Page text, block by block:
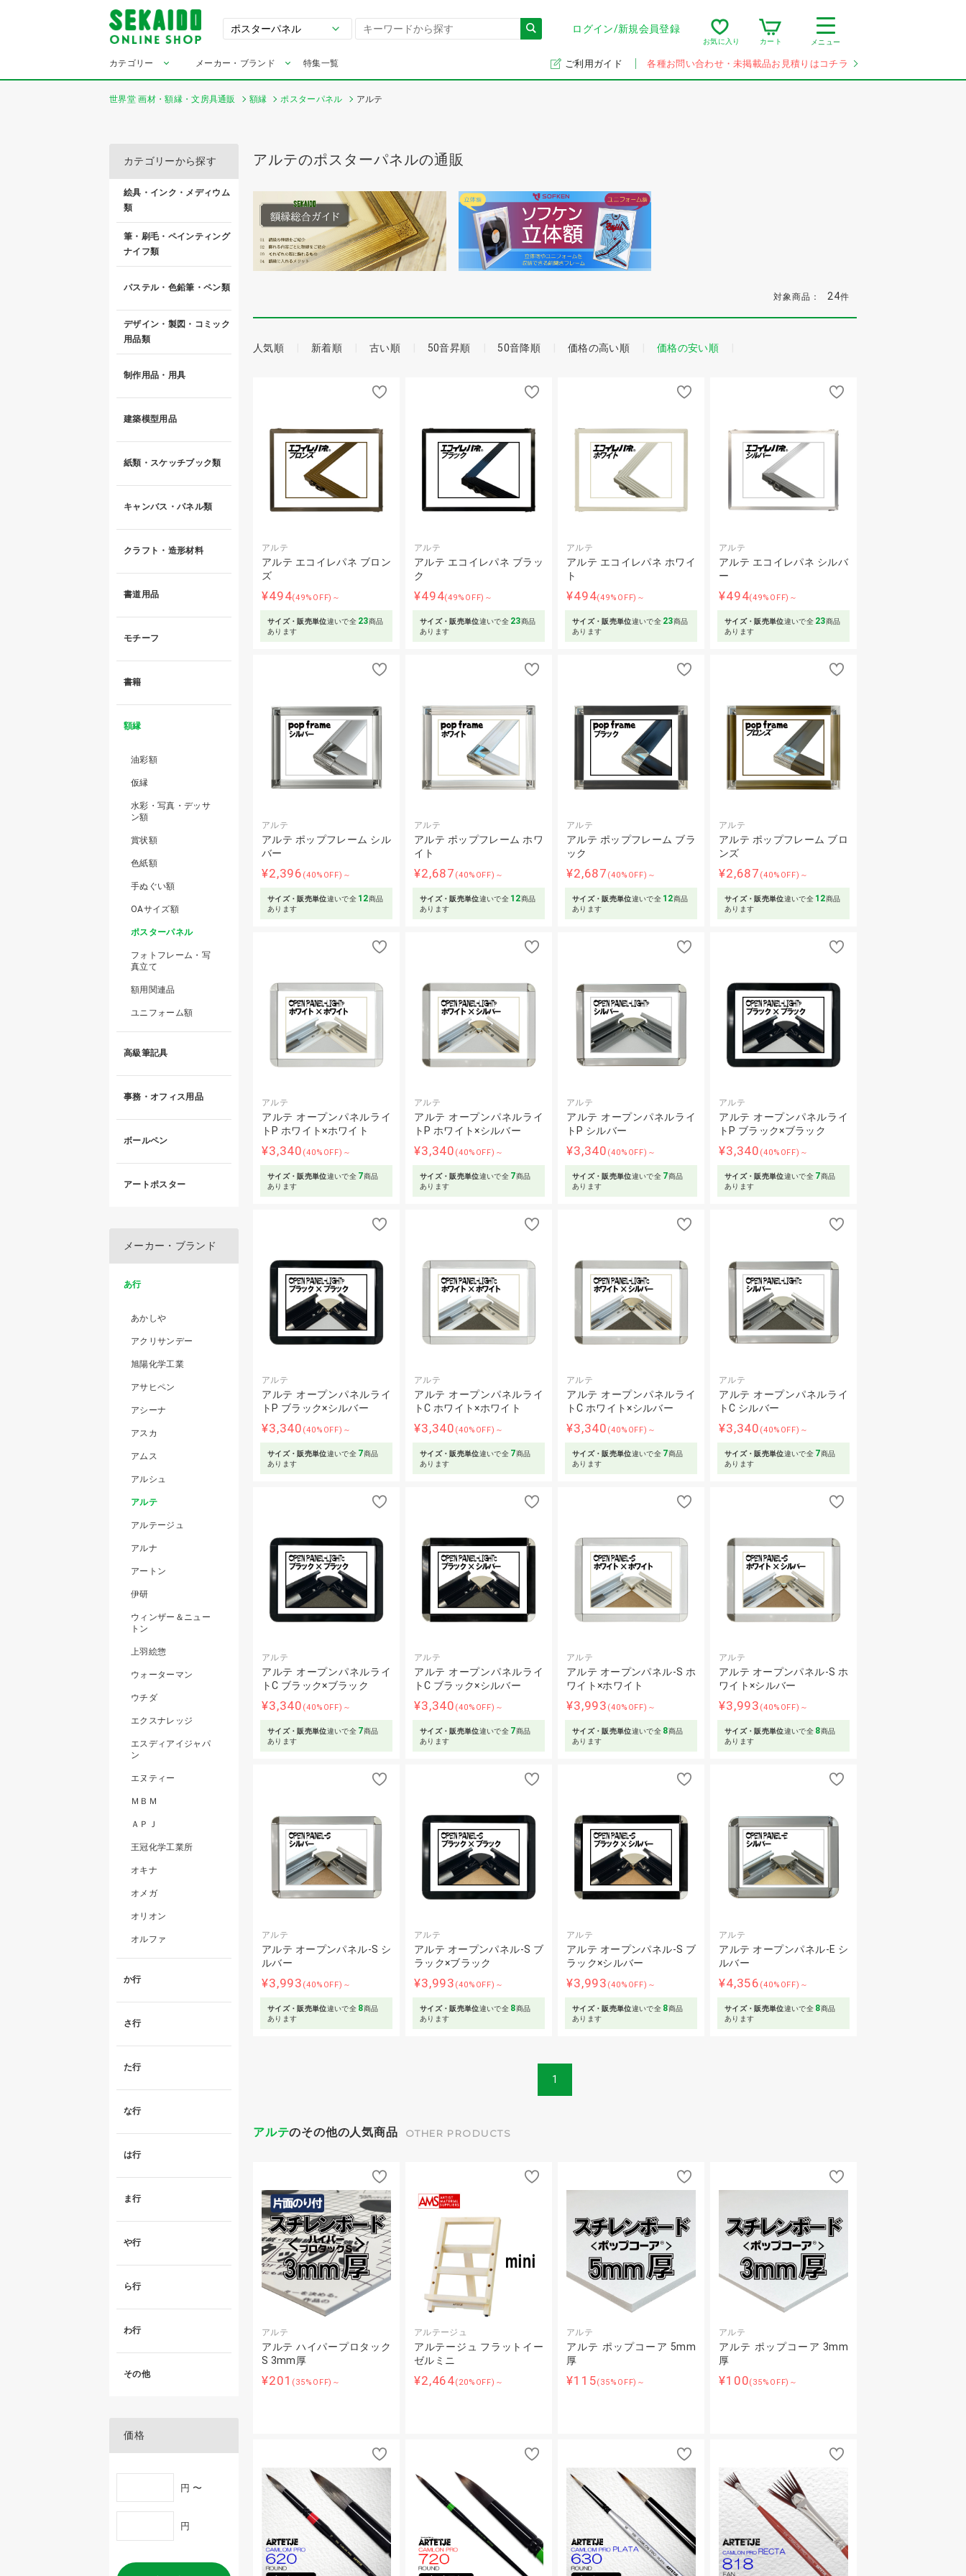
ログイン/新規会員登録
お気に入り カート メニュー
カテゴリー メーカー・ブランド 特集一覧 ご利用ガイド 各種お問い合わせ・未掲載品お見積りはコチラ
世界堂 画材・額縁・文房具通販 額縁 ポスターパネル アルテ
アルテのポスターパネルの通販
対象商品： 24件
人気順 新着順 古い順 50音昇順 50音降順 価格の高い順 価格の安い順
アルテ
アルテ エコイレパネ ブロン
ズ
¥494(49%OFF)～
サイズ・販売単位違いで全 23商品
あります
アルテ
アルテ エコイレパネ ブラッ
ク
¥494(49%OFF)～
サイズ・販売単位違いで全 23商品
あります
アルテ
アルテ エコイレパネ ホワイ
ト
¥494(49%OFF)～
サイズ・販売単位違いで全 23商品
あります
アルテ
アルテ エコイレパネ シルバ
ー
¥494(49%OFF)～
サイズ・販売単位違いで全 23商品
あります
アルテ
アルテ ポップフレーム シル
バー
¥2,396 (40%OFF)～
サイズ・販売単位違いで全 12商品
あります
アルテ
アルテ ポップフレーム ホワ
イト
¥2,687 (40%OFF)～
サイズ・販売単位違いで全 12商品
あります
アルテ
アルテ ポップフレーム ブラ
ック
¥2,687 (40%OFF)～
サイズ・販売単位違いで全 12商品
あります
アルテ
アルテ ポップフレーム ブロ
ンズ
¥2,687 (40%OFF)～
サイズ・販売単位違いで全 12商品
あります
アルテ
アルテ オープンパネルライ
トP ホワイト×ホワイト
¥3,340 (40%OFF)～
サイズ・販売単位違いで全 7商品
あります
アルテ
アルテ オープンパネルライ
トP ホワイト×シルバー
¥3,340 (40%OFF)～
サイズ・販売単位違いで全 7商品
あります
アルテ
アルテ オープンパネルライ
トP シルバー
¥3,340 (40%OFF)～
サイズ・販売単位違いで全 7商品
あります
アルテ
アルテ オープンパネルライ
トP ブラック×ブラック
¥3,340 (40%OFF)～
サイズ・販売単位違いで全 7商品
あります
アルテ
アルテ オープンパネルライ
トP ブラック×シルバー
¥3,340 (40%OFF)～
サイズ・販売単位違いで全 7商品
あります
アルテ
アルテ オープンパネルライ
トC ホワイト×ホワイト
¥3,340 (40%OFF)～
サイズ・販売単位違いで全 7商品
あります
アルテ
アルテ オープンパネルライ
トC ホワイト×シルバー
¥3,340 (40%OFF)～
サイズ・販売単位違いで全 7商品
あります
アルテ
アルテ オープンパネルライ
トC シルバー
¥3,340 (40%OFF)～
サイズ・販売単位違いで全 7商品
あります
アルテ
アルテ オープンパネルライ
トC ブラック×ブラック
¥3,340 (40%OFF)～
サイズ・販売単位違いで全 7商品
あります
アルテ
アルテ オープンパネルライ
トC ブラック×シルバー
¥3,340 (40%OFF)～
サイズ・販売単位違いで全 7商品
あります
アルテ
アルテ オープンパネル-S ホ
ワイト×ホワイト
¥3,993 (40%OFF)～
サイズ・販売単位違いで全 8商品
あります
アルテ
アルテ オープンパネル-S ホ
ワイト×シルバー
¥3,993 (40%OFF)～
サイズ・販売単位違いで全 8商品
あります
アルテ
アルテ オープンパネル-S シ
ルバー
¥3,993 (40%OFF)～
サイズ・販売単位違いで全 8商品
あります
アルテ
アルテ オープンパネル-S ブ
ラック×ブラック
¥3,993 (40%OFF)～
サイズ・販売単位違いで全 8商品
あります
アルテ
アルテ オープンパネル-S ブ
ラック×シルバー
¥3,993 (40%OFF)～
サイズ・販売単位違いで全 8商品
あります
アルテ
アルテ オープンパネル-E シ
ルバー
¥4,356 (40%OFF)～
サイズ・販売単位違いで全 8商品
あります
1
アルテのその他の人気商品 OTHER PRODUCTS
アルテ
アルテ ハイパープロタック
S 3mm厚
¥201 (35%OFF)～
アルテージュ
アルテージュ フラットイー
ゼルミニ
¥2,464(20%OFF)～
アルテ
アルテ ポップコーア 5mm
厚
¥115(35%OFF)～
アルテ
アルテ ポップコーア 3mm
厚
¥100(35%OFF)～
カテゴリーから探す
絵具・インク・メディウム
類
筆・刷毛・ペインティング
ナイフ類
パステル・色鉛筆・ペン類
デザイン・製図・コミック
用品類
制作用品・用具
建築模型用品
紙類・スケッチブック類
キャンバス・パネル類
クラフト・造形材料
書道用品
モチーフ
書籍
額縁
油彩額
仮縁
水彩・写真・デッサ
ン額
賞状額
色紙額
手ぬぐい額
OAサイズ額
ポスターパネル
フォトフレーム・写
真立て
額用関連品
ユニフォーム額
高級筆記具
事務・オフィス用品
ボールペン
アートポスター
メーカー・ブランド
あ行
あかしや
アクリサンデー
旭陽化学工業
アサヒペン
アシーナ
アスカ
アムス
アルシュ
アルテ
アルテージュ
アルナ
アートン
伊研
ウィンザー＆ニュー
トン
上羽絵惣
ウォーターマン
ウチダ
エクスナレッジ
エスディアイジャパ
ン
エヌティー
ＭＢＭ
ＡＰＪ
王冠化学工業所
オキナ
オメガ
オリオン
オルファ
か行
さ行
た行
な行
は行
ま行
や行
ら行
わ行
その他
価格
円 〜
円